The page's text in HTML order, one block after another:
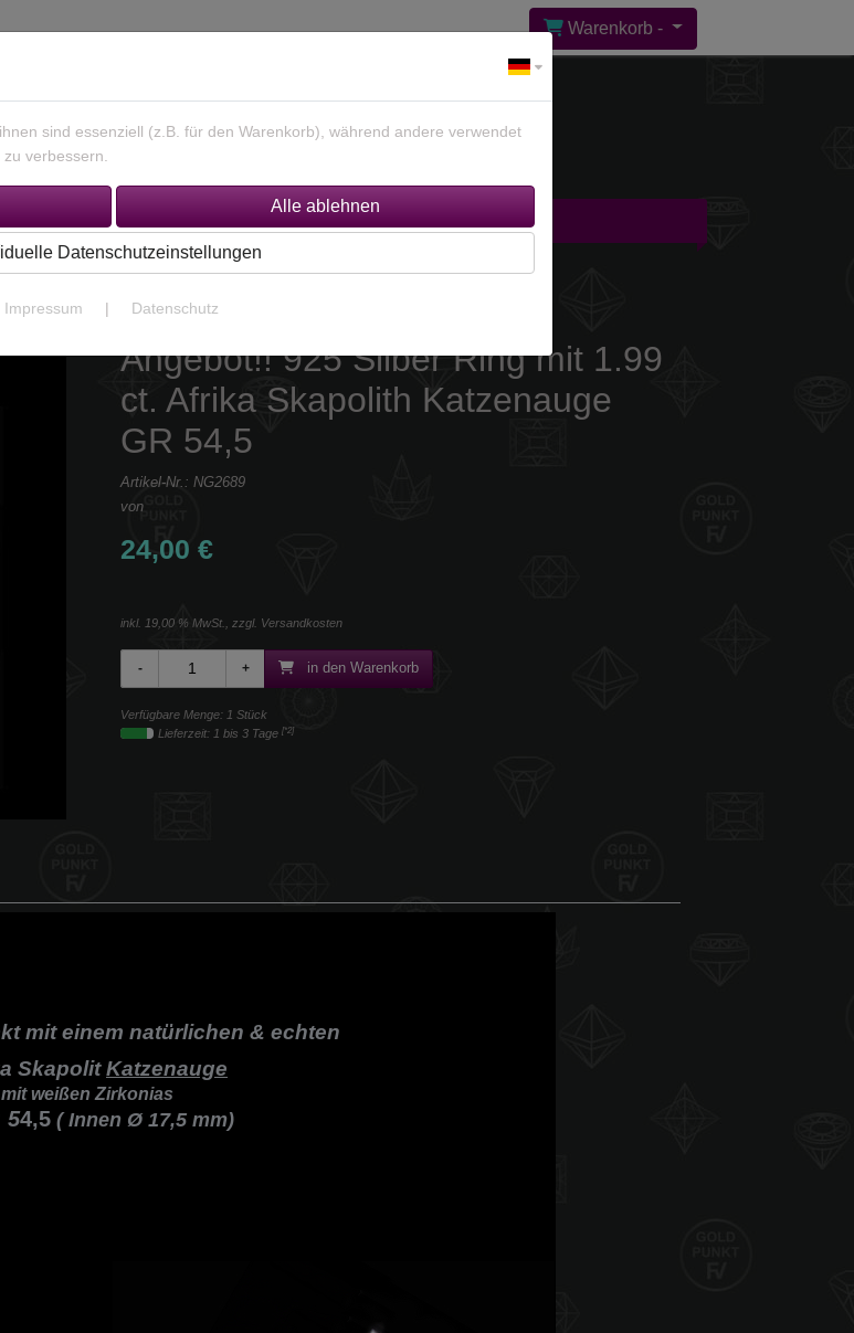
Warenkorb -
Unikate Gold / Silber
Angebot!! 925 Silber Ring mit 1.99
ct. Afrika Skapolith Katzenauge
GR 54,5
Artikel-Nr.: NG2689
von
24,00 €
inkl. 19,00 % MwSt., zzgl. Versandkosten
in den Warenkorb
Verfügbare Menge: 1 Stück
Lieferzeit: 1 bis 3 Tage [*2]
mit einem natürlichen & echten
SkapolitKatzenauge
weißen Zirkonias
54,5 ( Innen Ø 17,5 mm)
sind essenziell (z.B. für den Warenkorb), während andere verwendet
verbessern.
Datenschutzeinstellungen
Impressum | Datenschutz